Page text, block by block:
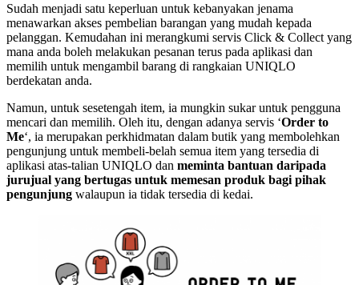
Sudah menjadi satu keperluan untuk kebanyakan jenama
menawarkan akses pembelian barangan yang mudah kepada
pelanggan. Kemudahan ini merangkumi servis Click & Collect yang
mana anda boleh melakukan pesanan terus pada aplikasi dan
memilih untuk mengambil barang di rangkaian UNIQLO
berdekatan anda.
Namun, untuk sesetengah item, ia mungkin sukar untuk pengguna
mencari dan memilih. Oleh itu, dengan adanya servis ‘Order to
Me‘, ia merupakan perkhidmatan dalam butik yang membolehkan
pengunjung untuk membeli-belah semua item yang tersedia di
aplikasi atas-talian UNIQLO dan meminta bantuan daripada
jurujual yang bertugas untuk memesan produk bagi pihak
pengunjung walaupun ia tidak tersedia di kedai.